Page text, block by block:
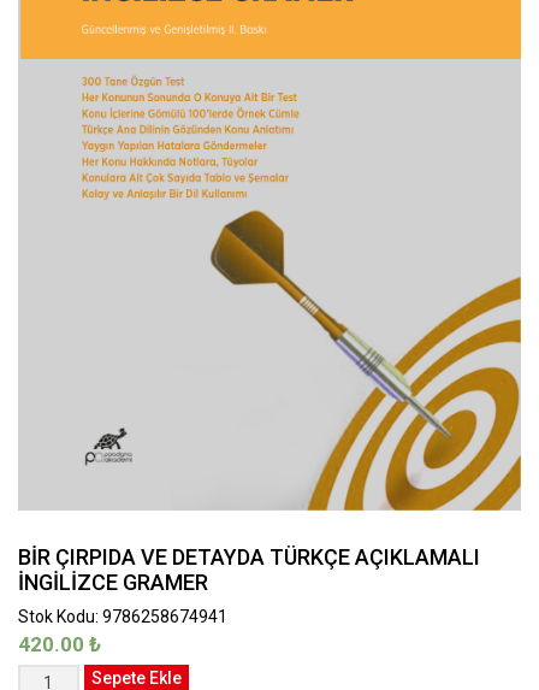
BİR ÇIRPIDA VE DETAYDA TÜRKÇE AÇIKLAMALI
İNGİLİZCE GRAMER
Stok Kodu: 9786258674941
420.00 ₺
Sepete Ekle